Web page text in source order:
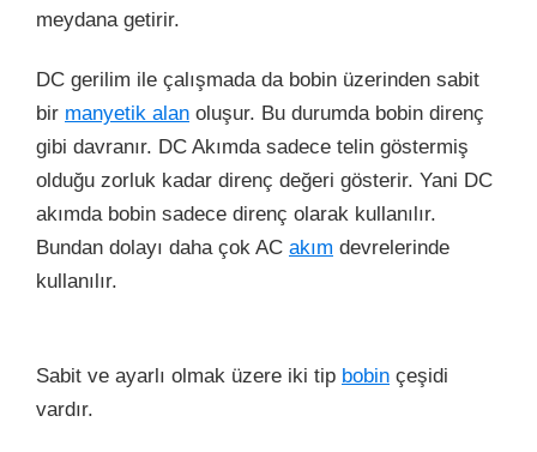
meydana getirir.
DC gerilim ile çalışmada da bobin üzerinden sabit
bir manyetik alan oluşur. Bu durumda bobin direnç
gibi davranır. DC Akımda sadece telin göstermiş
olduğu zorluk kadar direnç değeri gösterir. Yani DC
akımda bobin sadece direnç olarak kullanılır.
Bundan dolayı daha çok AC akım devrelerinde
kullanılır.
Sabit ve ayarlı olmak üzere iki tip bobin çeşidi
vardır.